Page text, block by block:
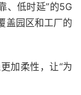
、低时延”的5G
盖园区和工厂的
加柔性，让“为